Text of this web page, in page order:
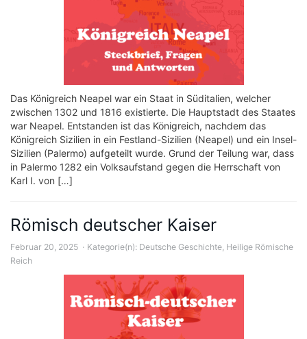
Das Königreich Neapel war ein Staat in Süditalien, welcher
zwischen 1302 und 1816 existierte. Die Hauptstadt des Staates
war Neapel. Entstanden ist das Königreich, nachdem das
Königreich Sizilien in ein Festland-Sizilien (Neapel) und ein Insel-
Sizilien (Palermo) aufgeteilt wurde. Grund der Teilung war, dass
in Palermo 1282 ein Volksaufstand gegen die Herrschaft von
Karl I. von […]
Römisch deutscher Kaiser
Februar 20, 2025 Kategorie(n): Deutsche Geschichte, Heilige Römische
Reich